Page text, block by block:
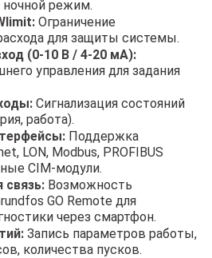
режим.
Ограничение
для защиты системы.
(0-10 В / 4-20 мА):
управления для задания
Сигнализация состояний
работа).
Поддержка
LON, Modbus, PROFIBUS
CIM-модули.
связь: Возможность
GO Remote для
через смартфон.
Запись параметров работы,
количества пусков.